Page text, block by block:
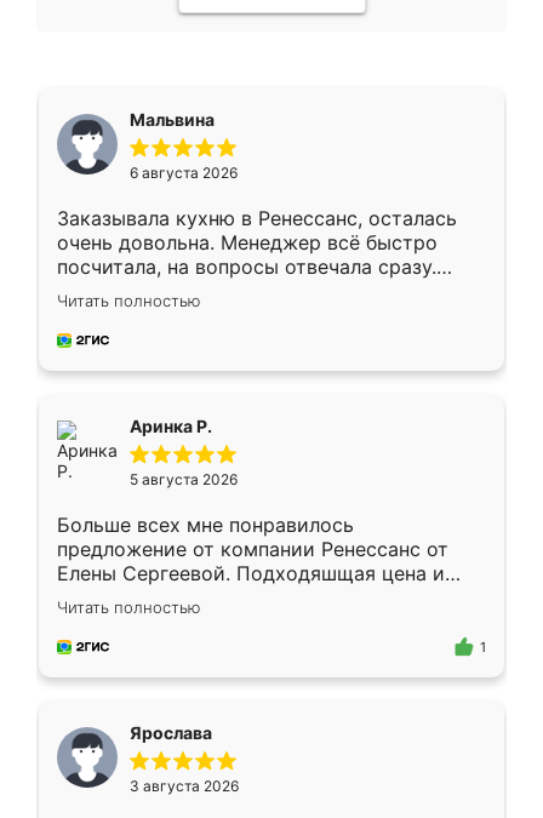
Мальвина
6 августа 2026
Заказывала кухню в Ренессанс, осталась
очень довольна. Менеджер всё быстро
посчитала, на вопросы отвечала сразу.
Замерщик приехал в субботу, подошёл к
делу со всей ответственностью. Собрали
за день, ребята работали аккуратно, даже
Читать полностью
Аринка Р.
5 августа 2026
Больше всех мне понравилось
предложение от компании Ренессанс от
Елены Сергеевой. Подходяшщая цена и
короткие сроки изготовления. Приехавший
для замера сотрудник Владислав
предложил по моему эскизу самый
Читать полностью
1
Ярослава
3 августа 2026